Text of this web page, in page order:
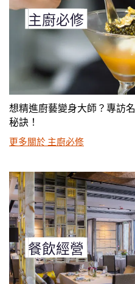
主廚必修
想精進廚藝變身大師？專訪
秘訣！
更多關於 主廚必修
餐飲經營